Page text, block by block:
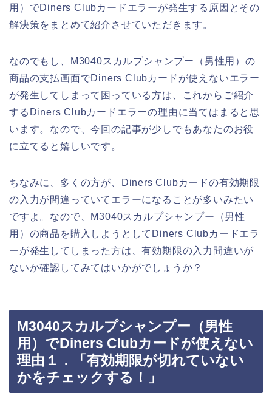
用）でDiners Clubカードエラーが発生する原因とその
解決策をまとめて紹介させていただきます。
なのでもし、M3040スカルプシャンプー（男性用）の
商品の支払画面でDiners Clubカードが使えないエラー
が発生してしまって困っている方は、これからご紹介
するDiners Clubカードエラーの理由に当てはまると思
います。なので、今回の記事が少しでもあなたのお役
に立てると嬉しいです。
ちなみに、多くの方が、Diners Clubカードの有効期限
の入力が間違っていてエラーになることが多いみたい
ですよ。なので、M3040スカルプシャンプー（男性
用）の商品を購入しようとしてDiners Clubカードエラ
ーが発生してしまった方は、有効期限の入力間違いが
ないか確認してみてはいかがでしょうか？
M3040スカルプシャンプー（男性
用）でDiners Clubカードが使えない
理由１．「有効期限が切れていない
かをチェックする！」